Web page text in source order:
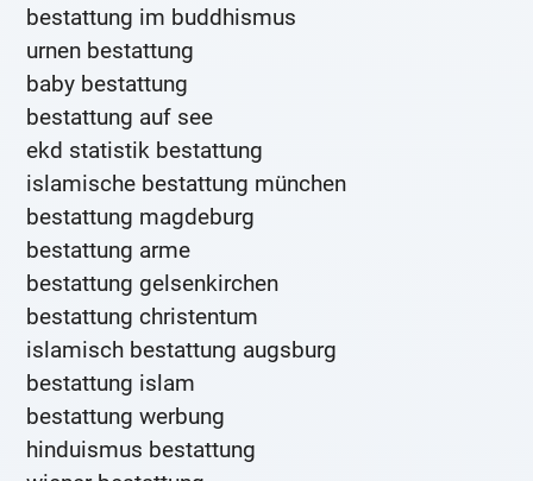
bestattung im buddhismus
urnen bestattung
baby bestattung
bestattung auf see
ekd statistik bestattung
islamische bestattung münchen
bestattung magdeburg
bestattung arme
bestattung gelsenkirchen
bestattung christentum
islamisch bestattung augsburg
bestattung islam
bestattung werbung
hinduismus bestattung